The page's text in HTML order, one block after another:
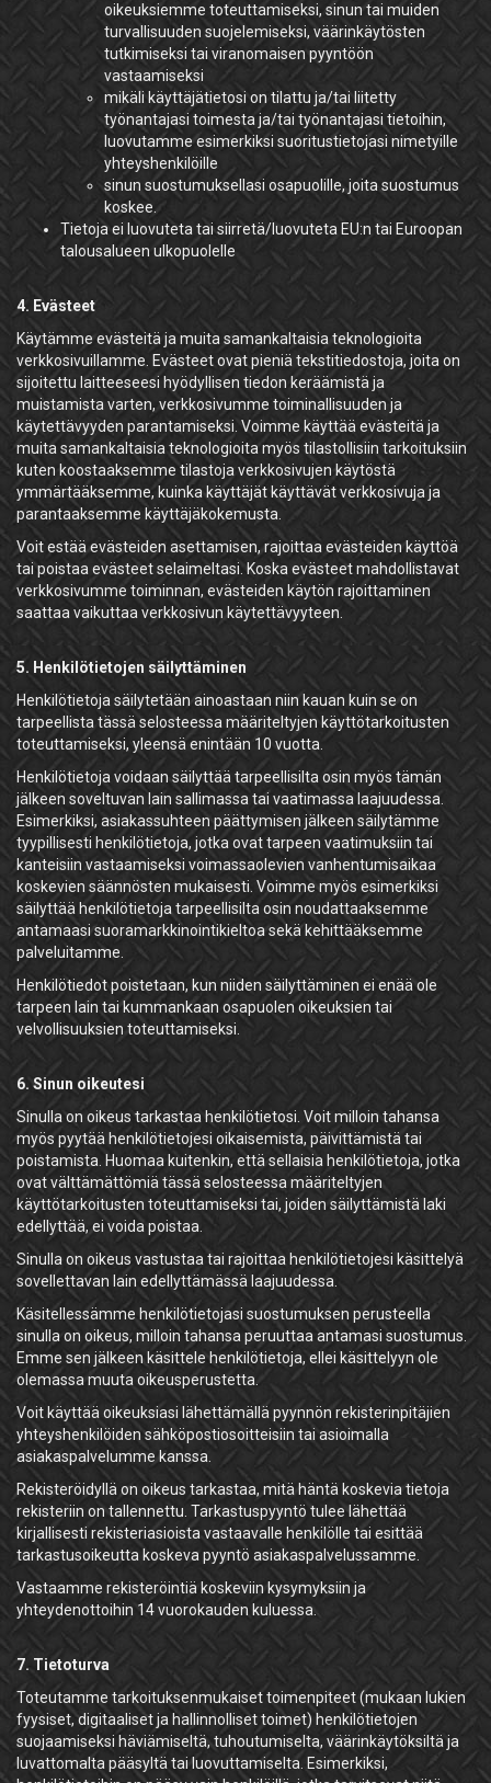
oikeuksiemme toteuttamiseksi, sinun tai muiden
turvallisuuden suojelemiseksi, väärinkäytösten
tutkimiseksi tai viranomaisen pyyntöön
vastaamiseksi
mikäli käyttäjätietosi on tilattu ja/tai liitetty
työnantajasi toimesta ja/tai työnantajasi tietoihin,
luovutamme esimerkiksi suoritustietojasi nimetyille
yhteyshenkilöille
sinun suostumuksellasi osapuolille, joita suostumus
koskee.
Tietoja ei luovuteta tai siirretä/luovuteta EU:n tai Euroopan
talousalueen ulkopuolelle
4. Evästeet
Käytämme evästeitä ja muita samankaltaisia teknologioita
verkkosivuillamme. Evästeet ovat pieniä tekstitiedostoja, joita on
sijoitettu laitteeseesi hyödyllisen tiedon keräämistä ja
muistamista varten, verkkosivumme toiminallisuuden ja
käytettävyyden parantamiseksi. Voimme käyttää evästeitä ja
muita samankaltaisia teknologioita myös tilastollisiin tarkoituksiin
kuten koostaaksemme tilastoja verkkosivujen käytöstä
ymmärtääksemme, kuinka käyttäjät käyttävät verkkosivuja ja
parantaaksemme käyttäjäkokemusta.
Voit estää evästeiden asettamisen, rajoittaa evästeiden käyttöä
tai poistaa evästeet selaimeltasi. Koska evästeet mahdollistavat
verkkosivumme toiminnan, evästeiden käytön rajoittaminen
saattaa vaikuttaa verkkosivun käytettävyyteen.
5. Henkilötietojen säilyttäminen
Henkilötietoja säilytetään ainoastaan niin kauan kuin se on
tarpeellista tässä selosteessa määriteltyjen käyttötarkoitusten
toteuttamiseksi, yleensä enintään 10 vuotta.
Henkilötietoja voidaan säilyttää tarpeellisilta osin myös tämän
jälkeen soveltuvan lain sallimassa tai vaatimassa laajuudessa.
Esimerkiksi, asiakassuhteen päättymisen jälkeen säilytämme
tyypillisesti henkilötietoja, jotka ovat tarpeen vaatimuksiin tai
kanteisiin vastaamiseksi voimassaolevien vanhentumisaikaa
koskevien säännösten mukaisesti. Voimme myös esimerkiksi
säilyttää henkilötietoja tarpeellisilta osin noudattaaksemme
antamaasi suoramarkkinointikieltoa sekä kehittääksemme
palveluitamme.
Henkilötiedot poistetaan, kun niiden säilyttäminen ei enää ole
tarpeen lain tai kummankaan osapuolen oikeuksien tai
velvollisuuksien toteuttamiseksi.
6. Sinun oikeutesi
Sinulla on oikeus tarkastaa henkilötietosi. Voit milloin tahansa
myös pyytää henkilötietojesi oikaisemista, päivittämistä tai
poistamista. Huomaa kuitenkin, että sellaisia henkilötietoja, jotka
ovat välttämättömiä tässä selosteessa määriteltyjen
käyttötarkoitusten toteuttamiseksi tai, joiden säilyttämistä laki
edellyttää, ei voida poistaa.
Sinulla on oikeus vastustaa tai rajoittaa henkilötietojesi käsittelyä
sovellettavan lain edellyttämässä laajuudessa.
Käsitellessämme henkilötietojasi suostumuksen perusteella
sinulla on oikeus, milloin tahansa peruuttaa antamasi suostumus.
Emme sen jälkeen käsittele henkilötietoja, ellei käsittelyyn ole
olemassa muuta oikeusperustetta.
Voit käyttää oikeuksiasi lähettämällä pyynnön rekisterinpitäjien
yhteyshenkilöiden sähköpostiosoitteisiin tai asioimalla
asiakaspalvelumme kanssa.
Rekisteröidyllä on oikeus tarkastaa, mitä häntä koskevia tietoja
rekisteriin on tallennettu. Tarkastuspyyntö tulee lähettää
kirjallisesti rekisteriasioista vastaavalle henkilölle tai esittää
tarkastusoikeutta koskeva pyyntö asiakaspalvelussamme.
Vastaamme rekisteröintiä koskeviin kysymyksiin ja
yhteydenottoihin 14 vuorokauden kuluessa.
7. Tietoturva
Toteutamme tarkoituksenmukaiset toimenpiteet (mukaan lukien
fyysiset, digitaaliset ja hallinnolliset toimet) henkilötietojen
suojaamiseksi häviämiseltä, tuhoutumiselta, väärinkäytöksiltä ja
luvattomalta pääsyltä tai luovuttamiselta. Esimerkiksi,